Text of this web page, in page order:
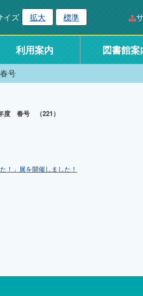
イズ 拡大 標準
利用案内 図書館案
春号
度 春号 （221）
」展を開催しました！